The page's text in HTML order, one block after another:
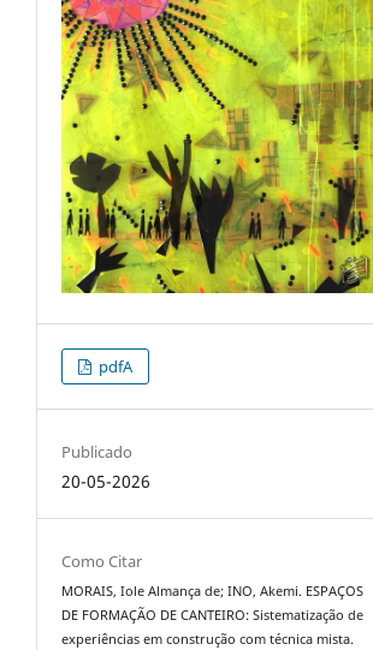
pdfA
Publicado
20-05-2026
Como Citar
MORAIS, Iole Almança de; INO, Akemi. ESPAÇOS
DE FORMAÇÃO DE CANTEIRO: Sistematização de
experiências em construção com técnica mista.